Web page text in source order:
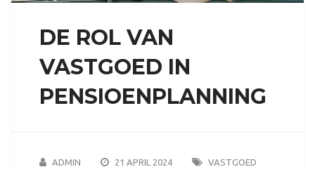
DE ROL VAN
VASTGOED IN
PENSIOENPLANNING
ADMIN 21 APRIL 2024
VASTGOED